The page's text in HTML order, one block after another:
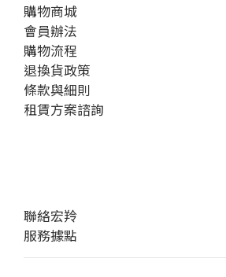
購物商城
會員辦法
購物流程
退換貨政策
條款與細則
租賃方案諮詢
聯絡宏羚
服務據點